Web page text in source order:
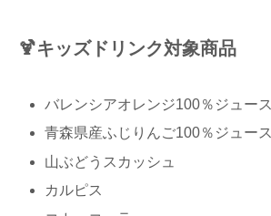
🍹キッズドリンク対象商品
バレンシアオレンジ100％ジュース
青森県産ふじりんご100％ジュース
山ぶどうスカッシュ
カルピス